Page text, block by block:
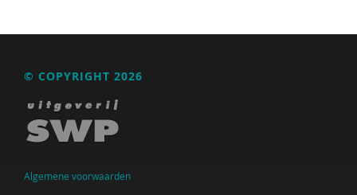
© COPYRIGHT 2026
Algemene voorwaarden